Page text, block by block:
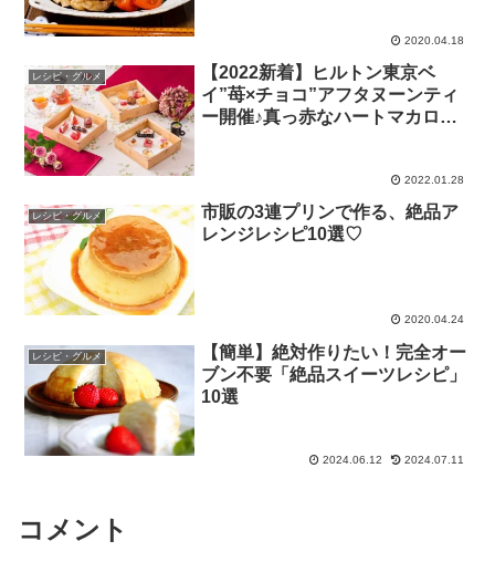
2020.04.18
レシピ・グルメ
【2022新着】ヒルトン東京ベ
イ”苺×チョコ”アフタヌーンティ
ー開催♪真っ赤なハートマカロン
2022.01.28
レシピ・グルメ
市販の3連プリンで作る、絶品ア
レンジレシピ10選♡
2020.04.24
レシピ・グルメ
【簡単】絶対作りたい！完全オー
ブン不要「絶品スイーツレシピ」
10選
2024.06.12 2024.07.11
コメント